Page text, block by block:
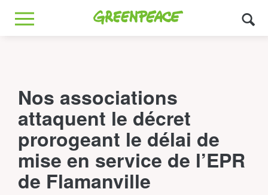
Greenpeace
MENU
Nos associations
attaquent le décret
prorogeant le délai de
mise en service de l’EPR
de Flamanville